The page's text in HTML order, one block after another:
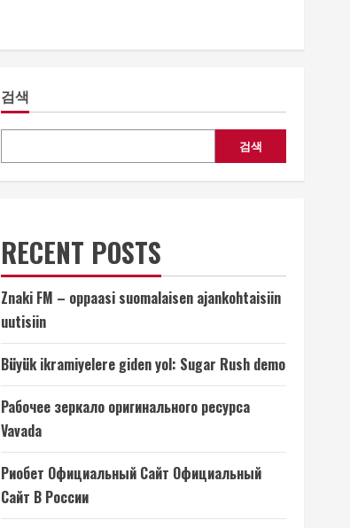
검색
검색
RECENT POSTS
Znaki FM – oppaasi suomalaisen ajankohtaisiin
uutisiin
Büyük ikramiyelere giden yol: Sugar Rush demo
Рабочее зеркало оригинального ресурса
Vavada
Риобет Официальный Сайт Официальный
Сайт В России